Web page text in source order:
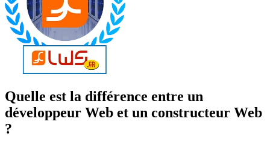
Quelle est la différence entre un
développeur Web et un constructeur Web
?